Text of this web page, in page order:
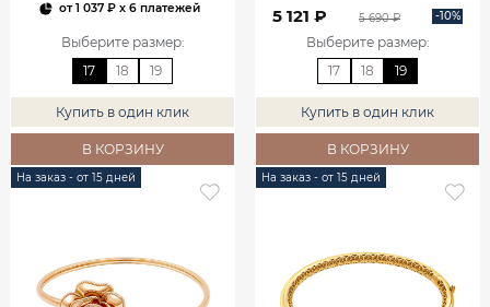
от1 037 ₽x 6 платежей
Выберите размер:
17
18 19
Купить в один клик
В КОРЗИНУ
5 121 ₽ 5 690 ₽ -10%
Выберите размер:
17
18 19
Купить в один клик
В КОРЗИНУ
На заказ - от 15 дней На заказ - от 15 дней